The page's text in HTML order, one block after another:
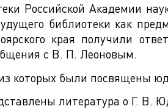
Российской Академии
библиотеки как
края получили
с В. П. Леоновым.
которых были посвящены
литература о Г. В.